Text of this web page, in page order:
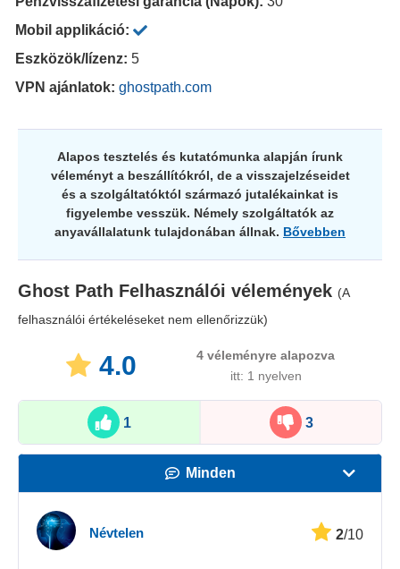
Mobil applikáció:
Eszközök/lízenz: 5
VPN ajánlatok: ghostpath.com
Alapos tesztelés és kutatómunka alapján írunk
véleményt a beszállítókról, de a visszajelzéseidet
és a szolgáltatóktól származó jutalékainkat is
figyelembe vesszük. Némely szolgáltatók az
anyavállalatunk tulajdonában állnak. Bővebben
Ghost Path Felhasználói vélemények (A
felhasználói értékeléseket nem ellenőrizzük)
4.0 4 véleményre alapozva
itt: 1 nyelven
1 3
Minden
Névtelen 2/10